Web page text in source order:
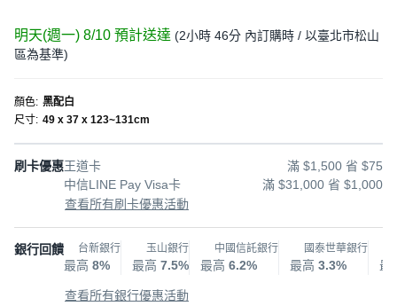
明天(週一) 8/10 預計送達 (2小時 46分 內訂購時 / 以臺北市松山
區為基準)
顏色: 黑配白
尺寸: 49 x 37 x 123~131cm
刷卡優惠王道卡
滿 $1,500 省 $75
中信LINE Pay Visa卡
滿 $31,000 省 $1,000
查看所有刷卡優惠活動
銀行回饋 台新銀行
最高 8%
玉山銀行
最高 7.5%
中國信託銀行
最高 6.2%
國泰世華銀行
最高 3.3% 最
查看所有銀行優惠活動